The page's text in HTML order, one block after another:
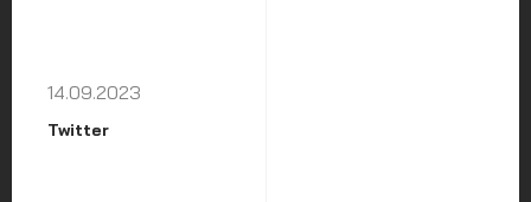
14.09.2023
Twitter